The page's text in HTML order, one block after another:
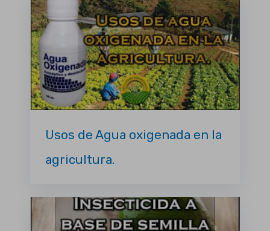
Usos de Agua oxigenada en la
agricultura.